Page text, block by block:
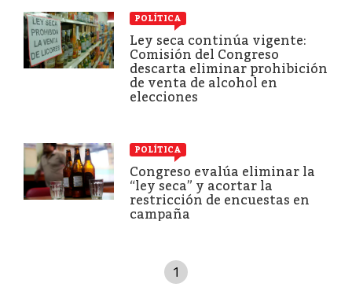
POLÍTICA
Ley seca continúa vigente:
Comisión del Congreso
descarta eliminar prohibición
de venta de alcohol en
elecciones
POLÍTICA
Congreso evalúa eliminar la
“ley seca” y acortar la
restricción de encuestas en
campaña
1